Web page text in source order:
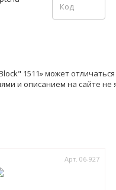
1511» может
и описанием на сайте не
Арт. 06-927